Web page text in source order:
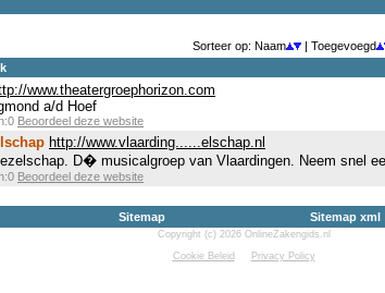
Sorteer op: Naam | Toegevoegd
www.theatergroephorizon.com
a/d Hoef
Beoordeel deze website
http://www.vlaarding......elschap.nl
D� musicalgroep van Vlaardingen. Neem snel
Beoordeel deze website
Sitemap Sitemap xml
Copyright (c) 2026 OnlineZakengids.nl
Cookie Beleid
Privacy Policy